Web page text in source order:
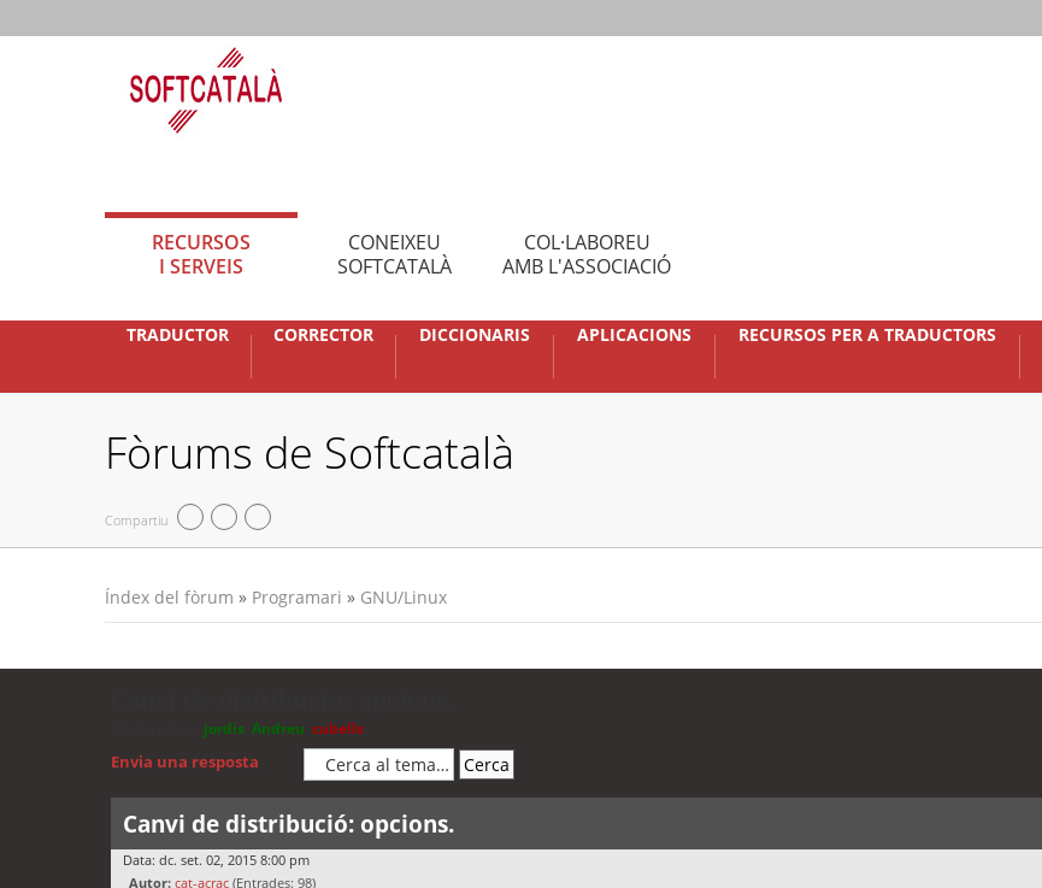
RECURSOS
I SERVEIS
CONEIXEU
SOFTCATALÀ
COL·LABOREU
AMB L'ASSOCIACIÓ
TRADUCTOR CORRECTOR DICCIONARIS APLICACIONS RECURSOS PER A TRADUCTORS
Fòrums de Softcatalà
Compartiu
Índex del fòrum » Programari » GNU/Linux
jordis Andreu cubells
Envia una resposta
Canvi de distribució: opcions.
Data: dc. set. 02, 2015 8:00 pm
Autor: cat-acrac (Entrades: 98)